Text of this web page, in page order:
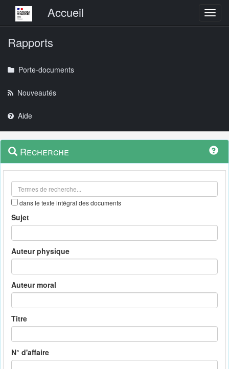
Menu principalAccueil
Rapports
Porte-documents
Nouveautés
Aide
Navigation
outils
Menu
contextuel
Recherche
dans le texte intégral des documents
Sujet
Auteur physique
Auteur moral
Titre
N° d'affaire